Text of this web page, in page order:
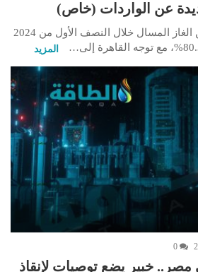
عن الواردات (خاص)
تراجعت صادرات مصر من الغاز المسال خلال النصف الأول من 2024
المزيد
0
مصر.. خبير يضع توصيات لإنقاذ